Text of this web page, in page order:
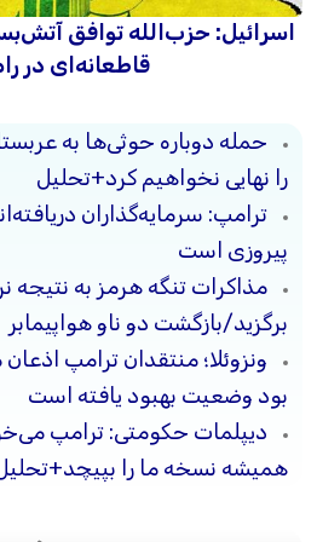
اسرائیل: حزب‌الله توافق
قاطعانه‌ای در
حمله دوباره حوثی‌ها به
را نهایی نخواهیم کرد+تحلیل
ترامپ: سرمایه‌گذاران
پیروزی است
مذاکرات تنگه هرمز به نتیجه
برگزید/بازگشت دو ناو هواپیمابر
ونزوئلا؛ منتقدان ترامپ
بود وضعیت بهبود یافته است
دیپلمات حکومتی: ترامپ
همیشه نسخه ما را